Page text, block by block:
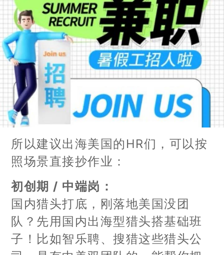
所以建议出海美国的HR们，可以按
照场景直接抄作业：
初创期 / 中端岗：
国内猎头打底，刚落地美国没团
队？先用国内出海型猎头搭基础班
子！比如智乐聘、搜猎这些猎头公